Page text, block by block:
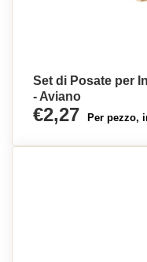
Set di Posate per
- Aviano
€2,27 Per pezzo,